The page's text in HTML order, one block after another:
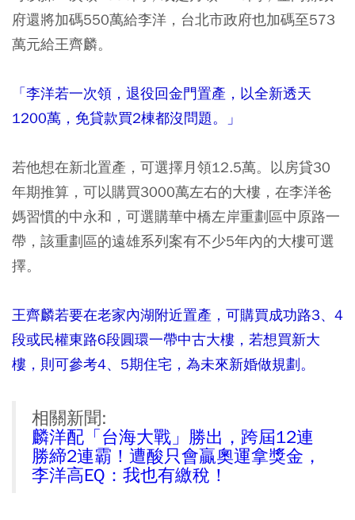
府還將加碼550萬給李洋，台北市政府也加碼至573
萬元給王齊麟。
「李洋若一次領，退役回金門置產，以全新透天
1200萬，免貸款買2棟都沒問題。」
若他想在新北置產，可選擇月領12.5萬。以房貸30
年期推算，可以購買3000萬左右的大樓，在李洋爸
媽習慣的中永和，可選購華中橋左岸重劃區中原路一
帶，該重劃區的遠雄系列案有不少5年內的大樓可選
擇。
王齊麟若要在老家內湖附近置產，可購買成功路3、4
段或民權東路6段圓環一帶中古大樓，若想買新大
樓，則可參考4、5期住宅，為未來新婚做規劃。
相關新聞:
麟洋配「台海大戰」勝出，跨屆12連
勝締2連霸！遭酸只會贏奧運拿獎金，
李洋高EQ：我也有繳稅！